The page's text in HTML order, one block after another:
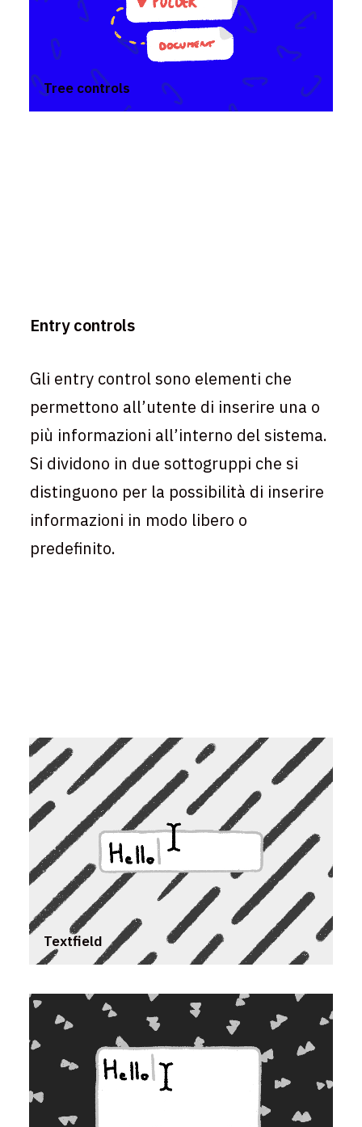
Tree controls
Entry controls
Gli entry control sono elementi che
permettono all’utente di inserire una o
più informazioni all’interno del sistema.
Si dividono in due sottogruppi che si
distinguono per la possibilità di inserire
informazioni in modo libero o
predefinito.
Textfield